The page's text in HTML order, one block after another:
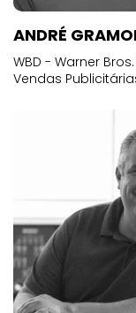
ANDRÉ
WBD - Warner
Vendas